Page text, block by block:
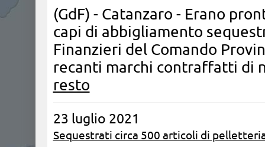
(GdF) - Catanzaro - Erano
capi di abbigliamento
Finanzieri del Comando
recanti marchi contraffatti di
resto
23 luglio 2021
Sequestrati circa 500 articoli di